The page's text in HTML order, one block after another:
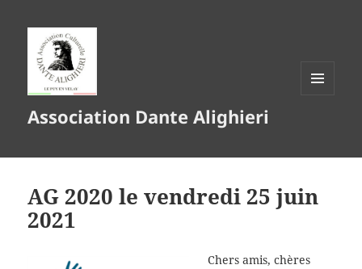
Association Dante Alighieri
AG 2020 le vendredi 25 juin
2021
Chers amis, chères